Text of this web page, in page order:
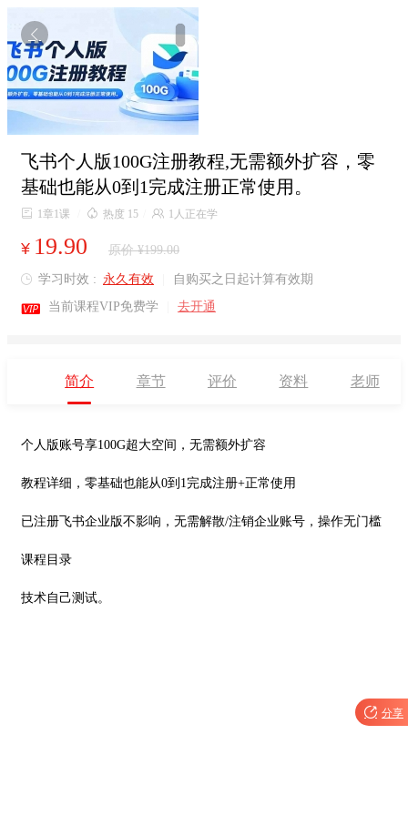

飞书个人版100G注册教程,无需额外扩容，零
基础也能从0到1完成注册正常使用。
 1章1课  热度 15  1人正在学
¥ 19.90 原价 ¥199.00
 学习时效 : 永久有效 自购买之日起计算有效期
 当前课程VIP免费学 去开通
简介 章节 评价 资料 老师
个人版账号享100G超大空间，无需额外扩容
教程详细，零基础也能从0到1完成注册+正常使用
已注册飞书企业版不影响，无需解散/注销企业账号，操作无门槛
课程目录
技术自己测试。
 分享